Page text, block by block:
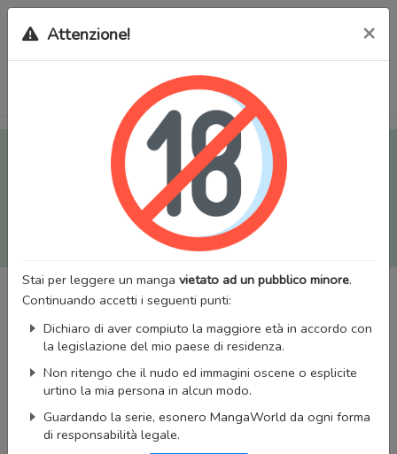
Tutti i Doujinshi e Manga per adulti (+18) sono stati trasferiti
sul nostro nuovo sito (
mangaworldadult.net
); invece, per i
Manga classici, puoi utilizzare
MangaWorld
Potrai effettuare illogincon il tuo account di MangaWorld
tutti i dati sono condivisi tra i due siti,
perderai alcun dato, inclusi bookmarks e premium
Attenzione! ×
Stai per leggere un manga vietato ad un pubblico minore.
Continuando accetti i seguenti punti:
Dichiaro di aver compiuto la maggiore età in accordo con
la legislazione del mio paese di residenza.
Non ritengo che il nudo ed immagini oscene o esplicite
urtino la mia persona in alcun modo.
Guardando la serie, esonero MangaWorld da ogni forma
di responsabilità legale.